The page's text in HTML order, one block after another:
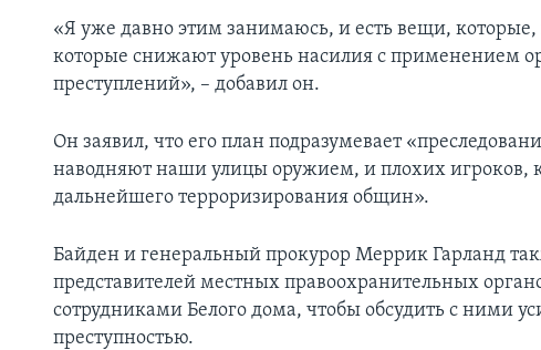
«Я уже давно этим занимаюсь, и есть вещи,
которые снижают уровень насилия с применением
преступлений», – добавил он.
Он заявил, что его план подразумевает
наводняют наши улицы оружием, и плохих игроков,
дальнейшего терроризирования общин».
Байден и генеральный прокурор Меррик Гарланд
представителей местных правоохранительных
сотрудниками Белого дома, чтобы обсудить с ними
преступностью.